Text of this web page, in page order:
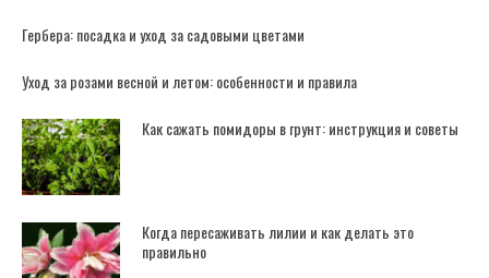
Гербера: посадка и уход за садовыми цветами
Уход за розами весной и летом: особенности и правила
Как сажать помидоры в грунт: инструкция и советы
Когда пересаживать лилии и как делать это
правильно